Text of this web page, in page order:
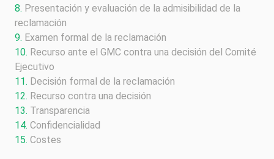
8. Presentación y evaluación de la admisibilidad de la
reclamación
9. Examen formal de la reclamación
10. Recurso ante el GMC contra una decisión del Comité
Ejecutivo
11. Decisión formal de la reclamación
12. Recurso contra una decisión
13. Transparencia
14. Confidencialidad
15. Costes